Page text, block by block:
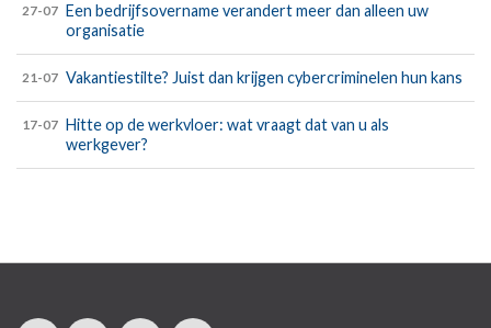
27-07 Een bedrijfsovername verandert meer dan alleen uw
organisatie
21-07 Vakantiestilte? Juist dan krijgen cybercriminelen hun kans
17-07 Hitte op de werkvloer: wat vraagt dat van u als
werkgever?